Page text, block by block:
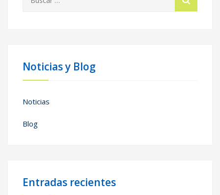
Noticias y Blog
Noticias
Blog
Entradas recientes